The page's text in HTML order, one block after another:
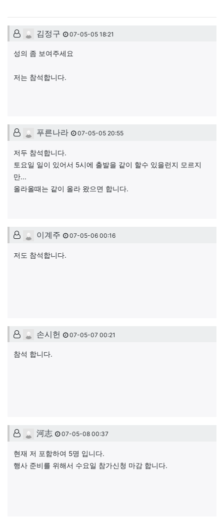
댓글목록
김정구님의 댓글
김정구 07-05-05 18:21
성의 좀 보여주세요
저는 참석합니다.
푸른나라님의 댓글
푸른나라 07-05-05 20:55
저두 참석합니다.
토요일 일이 있어서 5시에 출발을 같이 할수 있을런지 모르지
만...
올라올때는 같이 올라 왔으면 합니다.
이계주님의 댓글
이계주 07-05-06 00:16
저도 참석합니다.
손시헌님의 댓글
손시헌 07-05-07 00:21
참석 합니다.
河志님의 댓글
河志 07-05-08 00:37
현재 저 포함하여 5명 입니다.
행사 준비를 위해서 수요일 참가신청 마감 합니다.